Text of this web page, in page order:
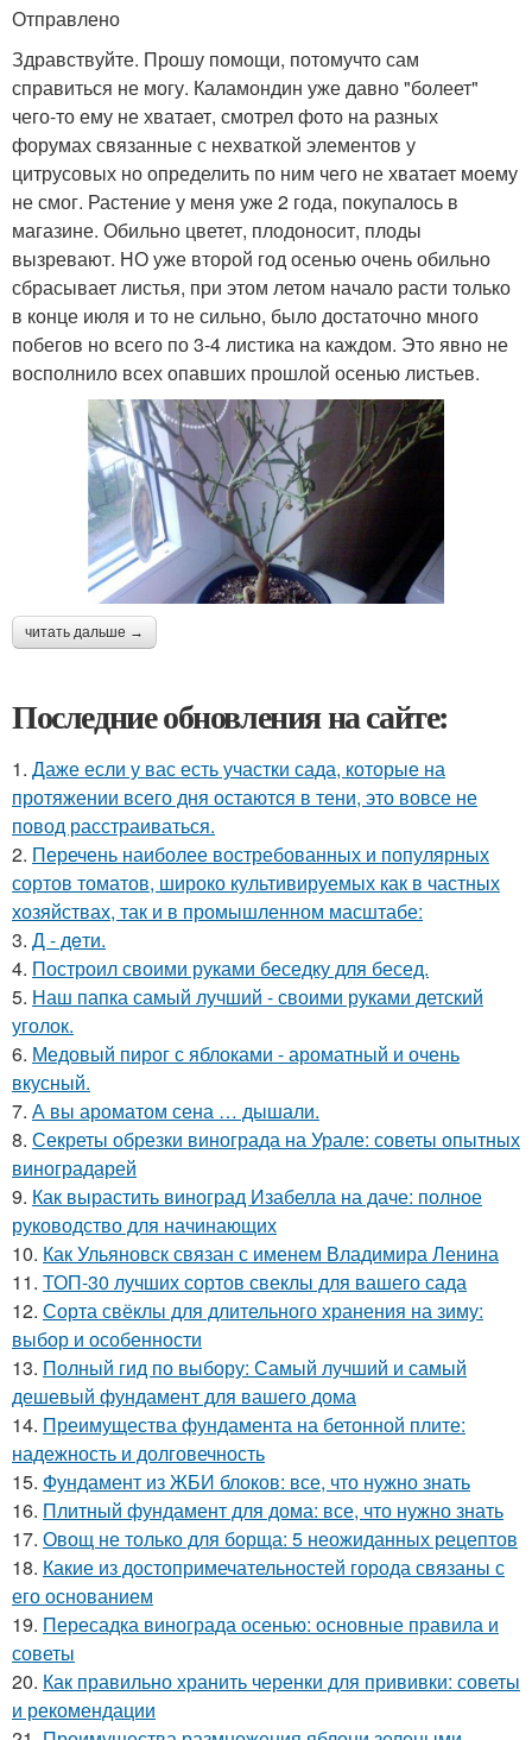
Отправлено
Здравствуйте. Прошу помощи, потомучто сам
справиться не могу. Каламондин уже давно "болеет"
чего-то ему не хватает, смотрел фото на разных
форумах связанные с нехваткой элементов у
цитрусовых но определить по ним чего не хватает моему
не смог. Растение у меня уже 2 года, покупалось в
магазине. Обильно цветет, плодоносит, плоды
вызревают. НО уже второй год осенью очень обильно
сбрасывает листья, при этом летом начало расти только
в конце июля и то не сильно, было достаточно много
побегов но всего по 3-4 листика на каждом. Это явно не
восполнило всех опавших прошлой осенью листьев.
читать дальше →
Последние обновления на сайте:
1. Даже если у вас есть участки сада, которые на
протяжении всего дня остаются в тени, это вовсе не
повод расстраиваться.
2. Перечень наиболее востребованных и популярных
сортов томатов, широко культивируемых как в частных
хозяйствах, так и в промышленном масштабе:
3. Д - дeти.
4. Построил своими руками беседку для бесед.
5. Наш папка самый лучший - своими руками детский
уголок.
6. Медовый пирог с яблоками - ароматный и очень
вкусный.
7. А вы ароматом сена … дышали.
8. Секреты обрезки винограда на Урале: советы опытных
виноградарей
9. Как вырастить виноград Изабелла на даче: полное
руководство для начинающих
10. Как Ульяновск связан с именем Владимира Ленина
11. ТОП-30 лучших сортов свеклы для вашего сада
12. Сорта свёклы для длительного хранения на зиму:
выбор и особенности
13. Полный гид по выбору: Самый лучший и самый
дешевый фундамент для вашего дома
14. Преимущества фундамента на бетонной плите:
надежность и долговечность
15. Фундамент из ЖБИ блоков: все, что нужно знать
16. Плитный фундамент для дома: все, что нужно знать
17. Овощ не только для борща: 5 неожиданных рецептов
18. Какие из достопримечательностей города связаны с
его основанием
19. Пересадка винограда осенью: основные правила и
советы
20. Как правильно хранить черенки для прививки: советы
и рекомендации